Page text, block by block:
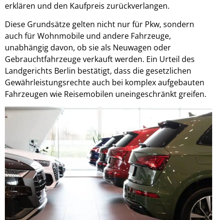
erklären und den Kaufpreis zurückverlangen.
Diese Grundsätze gelten nicht nur für Pkw, sondern
auch für Wohnmobile und andere Fahrzeuge,
unabhängig davon, ob sie als Neuwagen oder
Gebrauchtfahrzeuge verkauft werden. Ein Urteil des
Landgerichts Berlin bestätigt, dass die gesetzlichen
Gewährleistungsrechte auch bei komplex aufgebauten
Fahrzeugen wie Reisemobilen uneingeschränkt greifen.